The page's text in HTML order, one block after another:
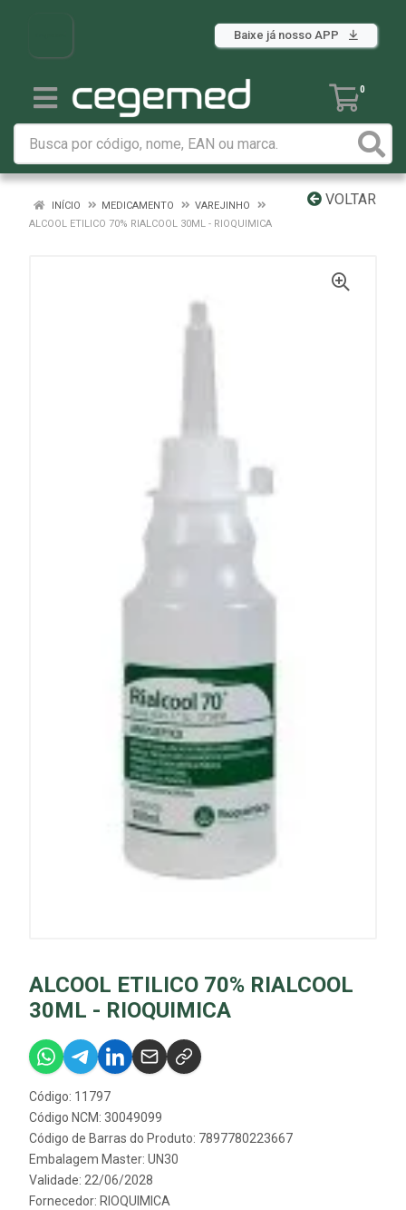
Baixe já nosso APP
0
VOLTAR
INÍCIO MEDICAMENTO
VAREJINHO
ALCOOL ETILICO 70% RIALCOOL 30ML - RIOQUIMICA
ALCOOL ETILICO 70% RIALCOOL
30ML - RIOQUIMICA
Código: 11797
Código NCM: 30049099
Código de Barras do Produto: 7897780223667
Embalagem Master: UN30
Validade: 22/06/2028
Fornecedor: RIOQUIMICA